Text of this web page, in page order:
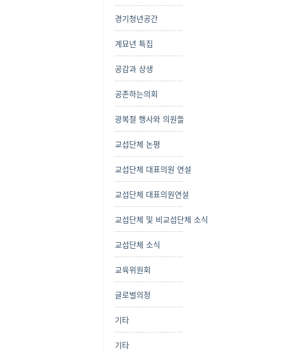
경기청년공간
계묘년 특집
공감과 상생
공존하는의회
광복절 행사와 의원들
교섭단체 논평
교섭단체 대표의원 연설
교섭단체 대표의원연설
교섭단체 및 비교섭단체 소식
교섭단체 소식
교육위원회
글로벌의정
기타
기타